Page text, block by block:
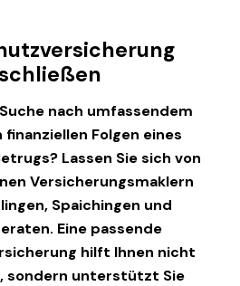
nach umfassendem
Folgen eines
Lassen Sie sich von
Versicherungsmaklern
Spaichingen und
Eine passende
hilft Ihnen nicht
sondern unterstützt Sie